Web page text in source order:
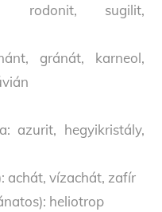
rodonit, sugilit,
gránát, karneol,
azurit, hegyikristály,
achát, vízachát, zafír
heliotrop